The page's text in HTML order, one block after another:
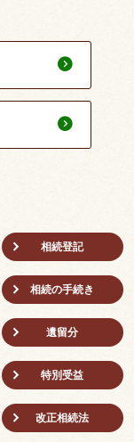
相続登記
相続の⼿続き
遺留分
特別受益
改正相続法